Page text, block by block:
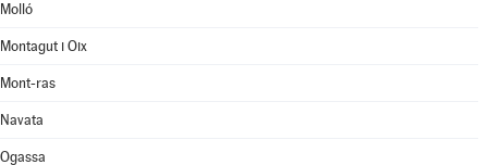
Molló
Montagut i Oix
Mont-ras
Navata
Ogassa